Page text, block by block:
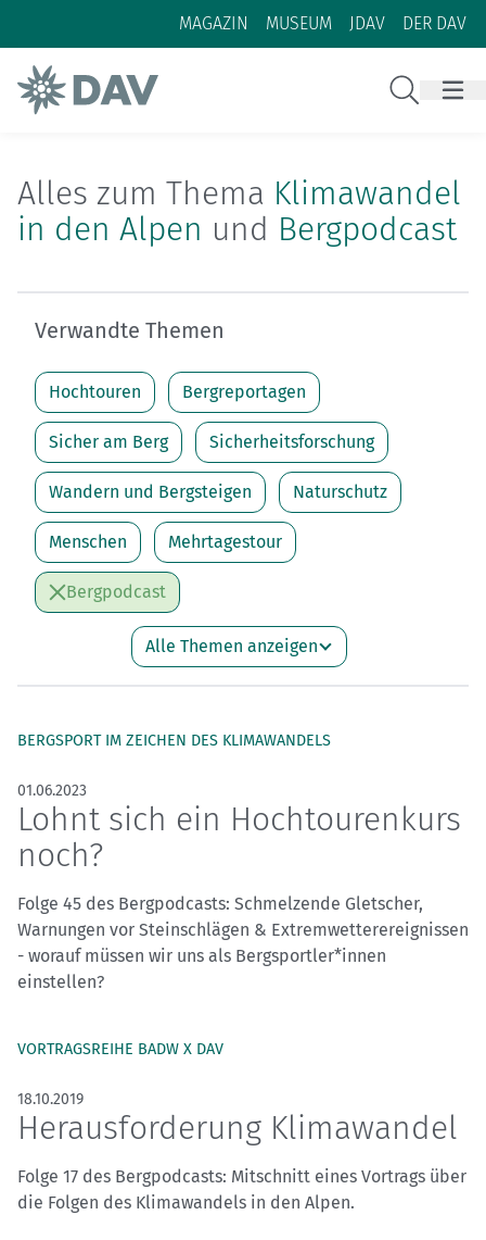
Zum Inhalt
Zur Footer-Navigation
MAGAZIN MUSEUM JDAV DER DAV
Alles zum Thema Klimawandel
in den Alpen und Bergpodcast
Verwandte Themen
Hochtouren Bergreportagen
Sicher am Berg Sicherheitsforschung
Wandern und Bergsteigen Naturschutz
Menschen Mehrtagestour
Bergpodcast
Alle Themen anzeigen
BERGSPORT IM ZEICHEN DES KLIMAWANDELS
01.06.2023
Lohnt sich ein Hochtourenkurs
noch?
Folge 45 des Bergpodcasts: Schmelzende Gletscher,
Warnungen vor Steinschlägen & Extremwetterereignissen
- worauf müssen wir uns als Bergsportler*innen
einstellen?
VORTRAGSREIHE BADW X DAV
18.10.2019
Herausforderung Klimawandel
Folge 17 des Bergpodcasts: Mitschnitt eines Vortrags über
die Folgen des Klimawandels in den Alpen.